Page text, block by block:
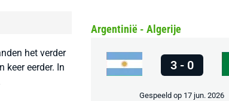
het verder
keer eerder. In
Argentinië - Algerije
3 - 0
Gespeeld op 17 jun. 2026